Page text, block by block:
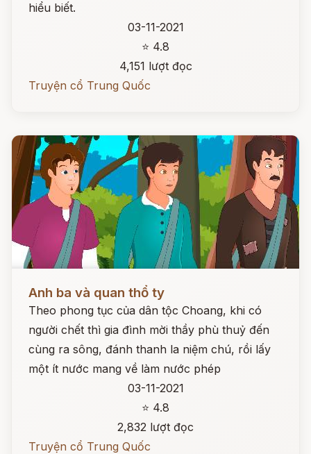
hiểu biết.
03-11-2021
⭐ 4.8
4,151 lượt đọc
Truyện cổ Trung Quốc
Anh ba và quan thổ ty
Theo phong tục của dân tộc Choang, khi có
người chết thì gia đình mời thầy phù thuỷ đến
cùng ra sông, đánh thanh la niệm chú, rồi lấy
một ít nước mang về làm nước phép
03-11-2021
⭐ 4.8
2,832 lượt đọc
Truyện cổ Trung Quốc